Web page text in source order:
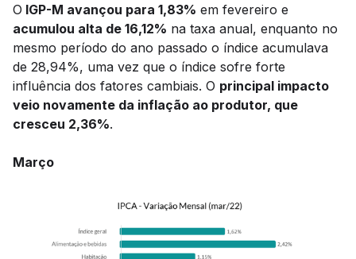
O IGP-M avançou para 1,83% em fevereiro e
acumulou alta de 16,12% na taxa anual, enquanto no
mesmo período do ano passado o índice acumulava
de 28,94%, uma vez que o índice sofre forte
influência dos fatores cambiais. O principal impacto
veio novamente da inflação ao produtor, que
cresceu 2,36%.
Março